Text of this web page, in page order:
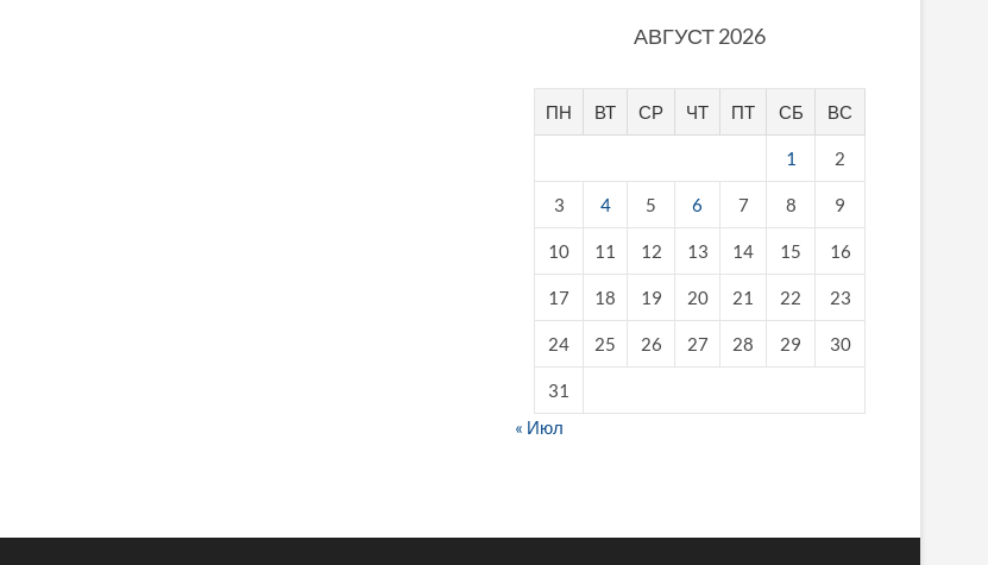
АВГУСТ 2026
ПН ВТ СР ЧТ ПТ СБ ВС
1 2
3 4 5 6 7 8 9
10 11 12 13 14 15 16
17 18 19 20 21 22 23
24 25 26 27 28 29 30
31
« Июл